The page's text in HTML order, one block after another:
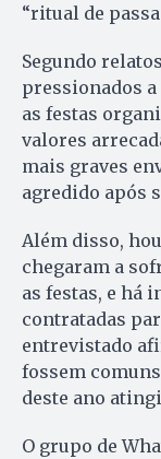
“ritual de
Segundo
pressionados
as festas
valores
mais graves
agredido após
Além disso,
chegaram a
as festas, e há
contratadas
entrevistado
fossem
deste ano
O grupo de